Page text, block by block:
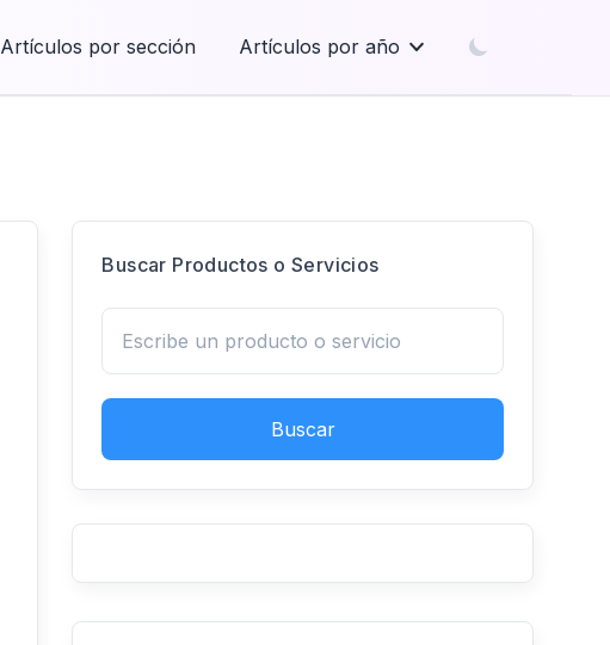
Artículos por sección Artículos por año
Buscar Productos o Servicios
Buscar